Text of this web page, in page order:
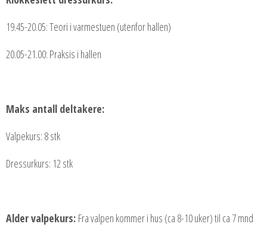
19.45-20.05: Teori i varmestuen (utenfor hallen)
20.05-21.00: Praksis i hallen
Maks antall deltakere:
Valpekurs: 8 stk
Dressurkurs: 12 stk
Alder valpekurs: Fra valpen kommer i hus (ca 8-10 uker) til ca 7 mnd